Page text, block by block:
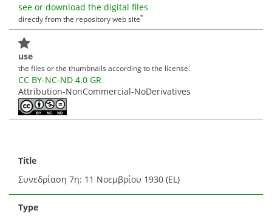
see or download the digital files
directly from the repository web site*
use
the files or the thumbnails according to the license:
CC BY-NC-ND 4.0 GR
Attribution-NonCommercial-NoDerivatives
Title
Συνεδρίαση 7η: 11 Νοεμβρίου 1930 (EL)
Type